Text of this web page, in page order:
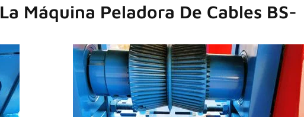
Máquina Peladora De Cables BS-